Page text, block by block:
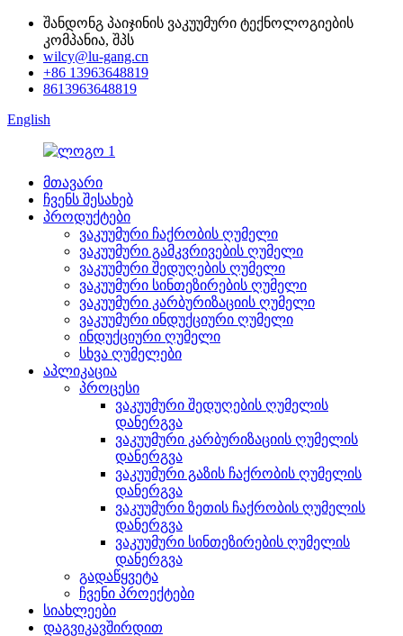
შანდონგ პაიჯინის ვაკუუმური ტექნოლოგიების
კომპანია, შპს
wilcy@lu-gang.cn
+86 13963648819
8613963648819
English
მთავარი
ჩვენს შესახებ
პროდუქტები
ვაკუუმური ჩაქრობის ღუმელი
ვაკუუმური გამკვრივების ღუმელი
ვაკუუმური შედუღების ღუმელი
ვაკუუმური სინთეზირების ღუმელი
ვაკუუმური კარბურიზაციის ღუმელი
ვაკუუმური ინდუქციური ღუმელი
ინდუქციური ღუმელი
სხვა ღუმელები
აპლიკაცია
პროცესი
ვაკუუმური შედუღების ღუმელის
დანერგვა
ვაკუუმური კარბურიზაციის ღუმელის
დანერგვა
ვაკუუმური გაზის ჩაქრობის ღუმელის
დანერგვა
ვაკუუმური ზეთის ჩაქრობის ღუმელის
დანერგვა
ვაკუუმური სინთეზირების ღუმელის
დანერგვა
გადაწყვეტა
ჩვენი პროექტები
სიახლეები
დაგვიკავშირდით